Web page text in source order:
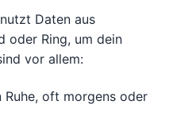
Daten aus
oder Ring, um dein
vor allem:
Ruhe, oft morgens oder